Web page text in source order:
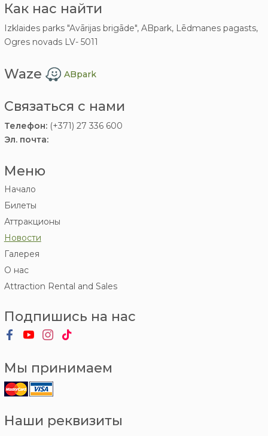
Как нас найти
Izklaides parks "Avārijas brigāde", ABpark, Lēdmanes pagasts,
Ogres novads LV- 5011
Waze ABpark
Связаться с нами
Телефон:(+371) 27 336 600
Эл. почта:
Меню
Начало
Билеты
Аттракционы
Новости
Галерея
О нас
Attraction Rental and Sales
Подпишись на нас
Мы принимаем
Наши реквизиты